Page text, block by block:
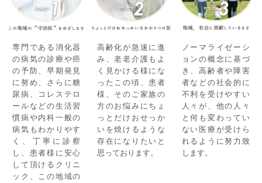
専門である消化器
の病気の診療や癌
の予防、早期発見
に努め、さらに糖
尿病、コレステロ
ールなどの生活習
慣病や内科一般の
病気もわかりやす
く、丁寧に診察
し、患者様に安心
して頂けるクリニ
ック、この地域の
高齢化が急速に進
み、老老介護もよ
く見かける様にな
ったこの頃、患者
様、そのご家族の
方のお悩みにちょ
っとだけおせっか
いを焼けるような
存在になりたいと
思っております。
ノーマライゼーシ
ョンの概念に基づ
き、高齢者や障害
者などの社会的に
不利を受けやすい
人々が、他の人々
と何も変わってい
ない医療が受けら
れるように努力致
します。